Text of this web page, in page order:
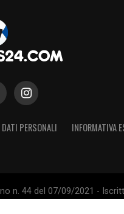
PERSONALI INFORMATIVA
n. 44 del 07/09/2021 -